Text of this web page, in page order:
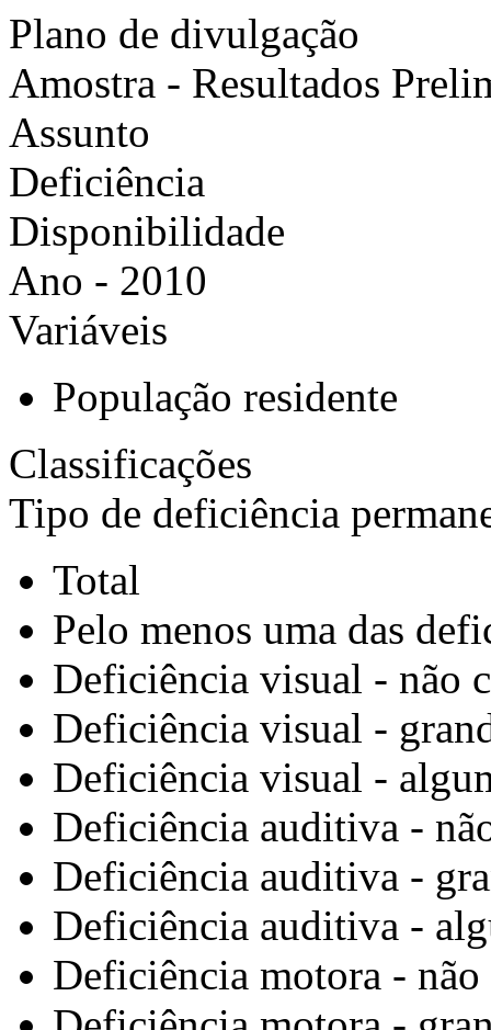
Plano de divulgação
Amostra - Resultados
Assunto
Deficiência
Disponibilidade
Ano - 2010
Variáveis
População residente
Classificações
Tipo de deficiência
Total
Pelo menos uma das
Deficiência visual - não
Deficiência visual -
Deficiência visual -
Deficiência auditiva -
Deficiência auditiva -
Deficiência auditiva -
Deficiência motora -